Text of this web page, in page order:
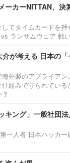
ーカーNITTAN、決
てタイムカードを
ランサムウェア 戦
介が考える 日本の
外製のアプライア
組みで守られてい
キング」一般社団
一人者 日本ハッカ